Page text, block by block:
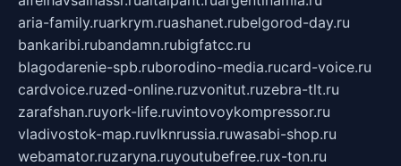
aria-family.ruarkrym.ruashanet.rubelgorod-day.ru
bankaribi.rubandamn.rubigfatcc.ru
blagodarenie-spb.ruborodino-media.rucard-voice.ru
cardvoice.ruzed-online.ruzvonitut.ruzebra-tlt.ru
zarafshan.ruyork-life.ruvintovoykompressor.ru
vladivostok-map.ruvlknrussia.ruwasabi-shop.ru
webamator.ruzaryna.ruyoutubefree.rux-ton.ru